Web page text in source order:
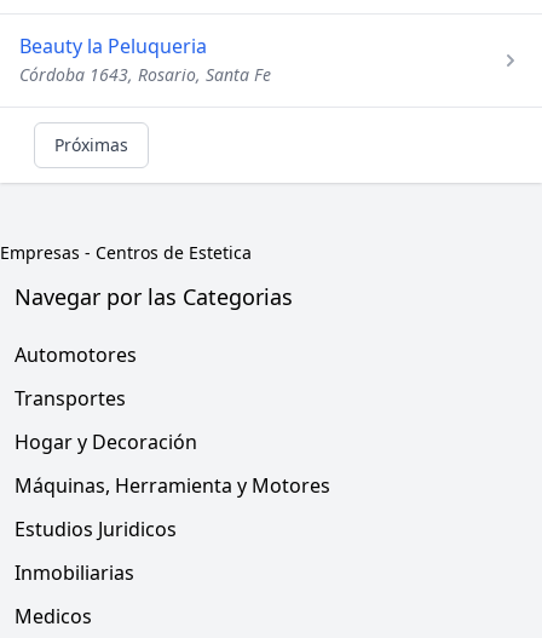
Beauty la Peluqueria
Córdoba 1643, Rosario, Santa Fe
Próximas
Empresas - Centros de Estetica
Navegar por las Categorias
Automotores
Transportes
Hogar y Decoración
Máquinas, Herramienta y Motores
Estudios Juridicos
Inmobiliarias
Medicos